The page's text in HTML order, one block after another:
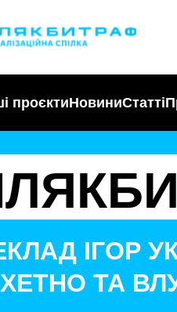
проєктиНовиниСтатті
ІГОР
ТА